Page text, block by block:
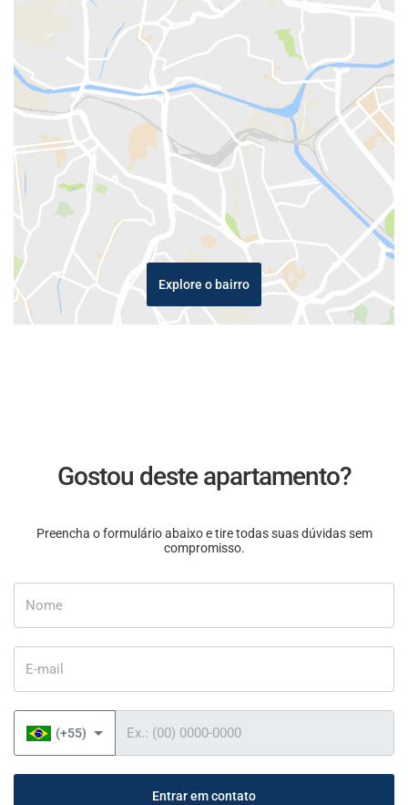
Explore o bairro
Gostou deste apartamento?
Preencha o formulário abaixo e tire todas suas dúvidas sem
compromisso.
(+55)
Entrar em contato